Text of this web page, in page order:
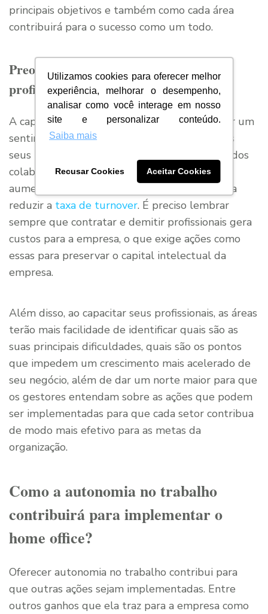
Utilizamos cookies para oferecer melhor
experiência, melhorar o desempenho,
analisar como você interage em nosso
site e personalizar conteúdo.
Saiba mais
Recusar Cookies Aceitar Cookies
principais objetivos e também como cada área
contribuirá para o sucesso como um todo.
Preocupe-se com a capacitação de seus
profissionais
A capacitação dos profissionais, além de trazer um
sentimento de valorização da empresa com os
seus membros, permitirá maior engajamento dos
colaboradores em suas próprias funções,
aumentará a retenção, além de contribuir para
reduzir a taxa de turnover. É preciso lembrar
sempre que contratar e demitir profissionais gera
custos para a empresa, o que exige ações como
essas para preservar o capital intelectual da
empresa.
Além disso, ao capacitar seus profissionais, as áreas
terão mais facilidade de identificar quais são as
suas principais dificuldades, quais são os pontos
que impedem um crescimento mais acelerado de
seu negócio, além de dar um norte maior para que
os gestores entendam sobre as ações que podem
ser implementadas para que cada setor contribua
de modo mais efetivo para as metas da
organização.
Como a autonomia no trabalho
contribuirá para implementar o
home office?
Oferecer autonomia no trabalho contribui para
que outras ações sejam implementadas. Entre
outros ganhos que ela traz para a empresa como